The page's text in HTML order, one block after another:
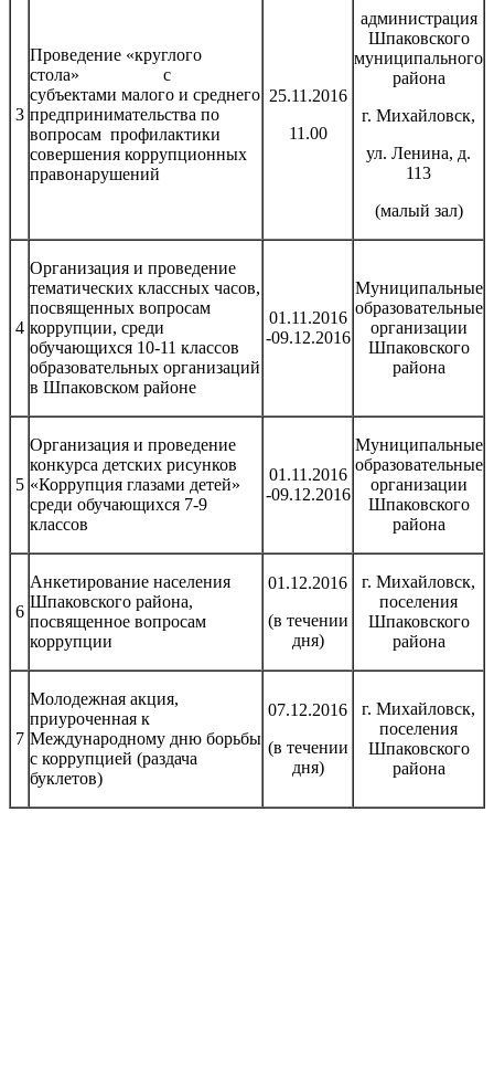
3
Проведение «круглого
стола» с
субъектами малого и среднего
предпринимательства по
вопросам профилактики
совершения коррупционных
правонарушений
25.11.2016
11.00
администрация
Шпаковского
муниципального
района
г. Михайловск,
ул. Ленина, д.
113
(малый зал)
4
Организация и проведение
тематических классных часов,
посвященных вопросам
коррупции, среди
обучающихся 10-11 классов
образовательных организаций
в Шпаковском районе
01.11.2016
-09.12.2016
Муниципальные
образовательные
организации
Шпаковского
района
5
Организация и проведение
конкурса детских рисунков
«Коррупция глазами детей»
среди обучающихся 7-9
классов
01.11.2016
-09.12.2016
Муниципальные
образовательные
организации
Шпаковского
района
6
Анкетирование населения
Шпаковского района,
посвященное вопросам
коррупции
01.12.2016
(в течении
дня)
г. Михайловск,
поселения
Шпаковского
района
7
Молодежная акция,
приуроченная к
Международному дню борьбы
с коррупцией (раздача
буклетов)
07.12.2016
(в течении
дня)
г. Михайловск,
поселения
Шпаковского
района